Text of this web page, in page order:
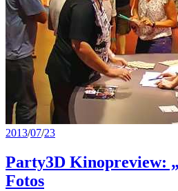
2013/07/23
Party3D Kinopreview:
Fotos